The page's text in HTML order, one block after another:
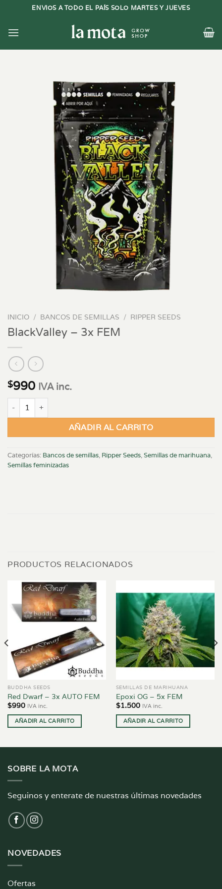
contenido
ENVIOS A TODO EL PAÍS SOLO MARTES Y JUEVES
INICIO / BANCOS DE SEMILLAS / RIPPER SEEDS
BlackValley – 3x FEM
$990 IVA inc.
BlackValley - 3x FEM cantidad
AÑADIR AL CARRITO
Categorías: Bancos de semillas, Ripper Seeds,Semillas de marihuana,
Semillas feminizadas
PRODUCTOS RELACIONADOS
BUDDHA SEEDS
Red Dwarf – 3x AUTO FEM
$990 IVA inc.
AÑADIR AL CARRITO
SEMILLAS DE MARIHUANA
Epoxi OG – 5x FEM
$1.500 IVA inc.
AÑADIR AL CARRITO
SOBRE LA MOTA
Seguinos y enterate de nuestras últimas novedades
NOVEDADES
Ofertas